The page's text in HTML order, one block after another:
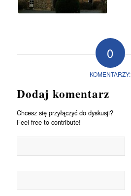
0
KOMENTARZY:
Dodaj komentarz
Chcesz się przyłączyć do dyskusji?
Feel free to contribute!